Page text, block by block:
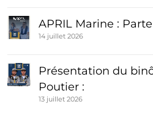
APRIL Marine :
14 juillet 2026
Présentation du
Poutier :
13 juillet 2026